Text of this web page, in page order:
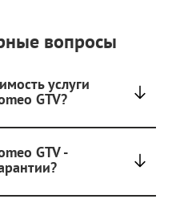
вопросы
услуги
GTV?
GTV -